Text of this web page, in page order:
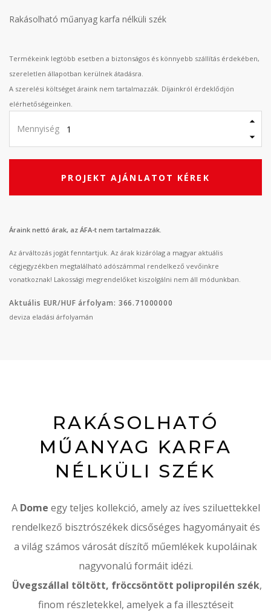
Rakásolható műanyag karfa nélküli szék
Termékeink legtöbb esetben a biztonságos és könnyebb szállítás érdekében,
szereletlen állapotban kerülnek átadásra.
A szerelési költséget áraink nem tartalmazzák. Díjainkról érdeklődjön
elérhetőségeinken.
Mennyiség
PROJEKT AJÁNLATOT KÉREK
Áraink nettó árak, az ÁFA-t nem tartalmazzák.
Az árváltozás jogát fenntartjuk. Az árak kizárólag a magyar aktuális
cégjegyzékben megtalálható adószámmal rendelkező vevőinkre
vonatkoznak! Lakossági megrendelőket kiszolgálni nem áll módunkban.
Aktuális EUR/HUF árfolyam: 366.71000000
deviza eladási árfolyamán
RAKÁSOLHATÓ
MŰANYAG KARFA
NÉLKÜLI SZÉK
A Dome egy teljes kollekció, amely az íves sziluettekkel
rendelkező bisztrószékek dicsőséges hagyományait és
a világ számos városát díszítő műemlékek kupoláinak
nagyvonalú formáit idézi.
Üvegszállal töltött, fröccsöntött polipropilén szék,
finom részletekkel, amelyek a fa illesztéseit